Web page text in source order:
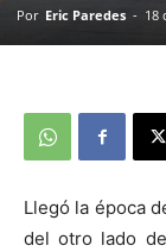
Por Eric Paredes - 18
Llegó la época
del otro lado